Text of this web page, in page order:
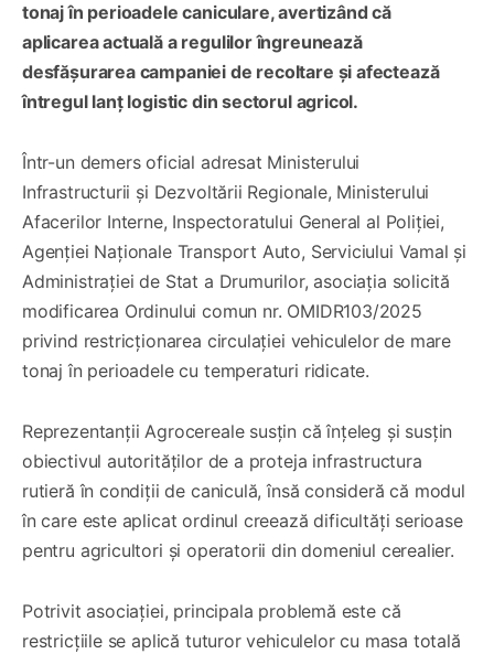
tonaj în perioadele caniculare, avertizând că
aplicarea actuală a regulilor îngreunează
desfășurarea campaniei de recoltare și afectează
întregul lanț logistic din sectorul agricol.
Într-un demers oficial adresat Ministerului
Infrastructurii și Dezvoltării Regionale, Ministerului
Afacerilor Interne, Inspectoratului General al Poliției,
Agenției Naționale Transport Auto, Serviciului Vamal și
Administrației de Stat a Drumurilor, asociația solicită
modificarea Ordinului comun nr. OMIDR103/2025
privind restricționarea circulației vehiculelor de mare
tonaj în perioadele cu temperaturi ridicate.
Reprezentanții Agrocereale susțin că înțeleg și susțin
obiectivul autorităților de a proteja infrastructura
rutieră în condiții de caniculă, însă consideră că modul
în care este aplicat ordinul creează dificultăți serioase
pentru agricultori și operatorii din domeniul cerealier.
Potrivit asociației, principala problemă este că
restricțiile se aplică tuturor vehiculelor cu masa totală